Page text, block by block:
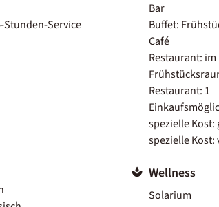
Stunden-Service
Bar
Buffet:
Café
Restaurant:
Restaurant: 1
spezielle
spezielle Kost:
Wellness
Solarium